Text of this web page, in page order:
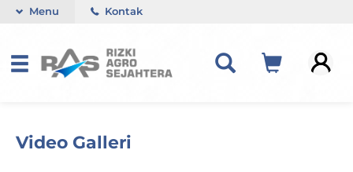
Menu Kontak
Video Galleri